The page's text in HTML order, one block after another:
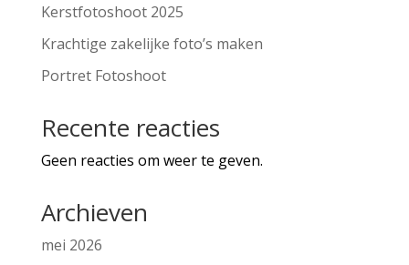
Kerstfotoshoot 2025
Krachtige zakelijke foto’s maken
Portret Fotoshoot
Recente reacties
Geen reacties om weer te geven.
Archieven
mei 2026